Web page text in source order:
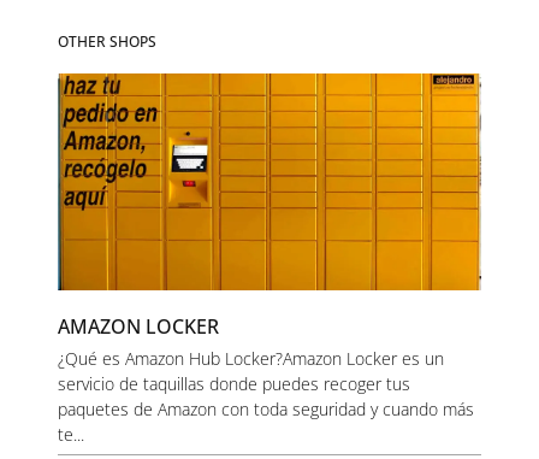
OTHER SHOPS
AMAZON LOCKER
¿Qué es Amazon Hub Locker?Amazon Locker es un
servicio de taquillas donde puedes recoger tus
paquetes de Amazon con toda seguridad y cuando más
te...